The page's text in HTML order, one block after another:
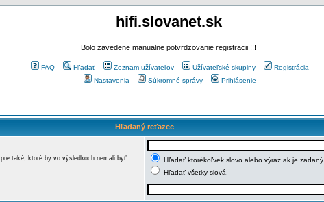
hifi.slovanet.sk
Bolo zavedene manualne potvrdzovanie registracii !!!
FAQ Hľadať Zoznam užívateľov Užívateľské skupiny
Registrácia
Nastavenia
Súkromné správy Prihlásenie
Hľadaný reťazec
pre také, ktoré by vo výsledkoch nemali byť.
Hľadať ktorékoľvek slovo alebo výraz ak je zadaný.
Hľadať všetky slová.